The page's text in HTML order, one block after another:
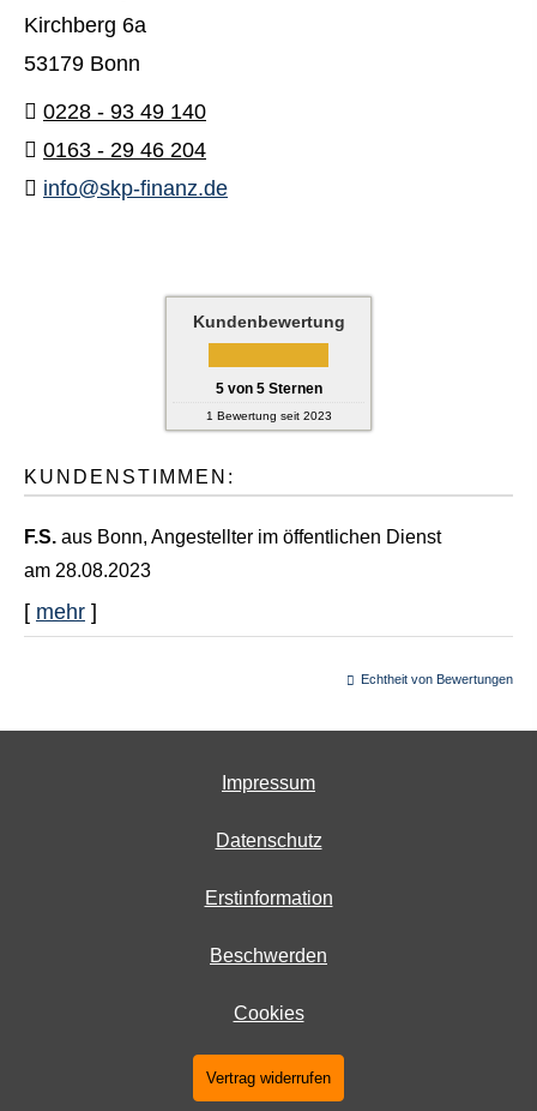
Kirchberg 6a
53179 Bonn
0228 - 93 49 140
0163 - 29 46 204
info@skp-finanz.de
Kundenbewertung
5von 5Sternen
1 Bewertung seit 2023
KUNDENSTIMMEN:
F.S. aus Bonn, Angestellter im öffentlichen Dienst
am 28.08.2023
[ mehr ]
Echtheit von Bewertungen
Impressum
Datenschutz
Erstinformation
Beschwerden
Cookies
Vertrag widerrufen